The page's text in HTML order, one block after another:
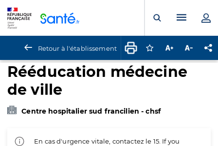
Ouvrir laMenu
Retour à l'établissement Connectez-vous
Augmenter la
Rééducation médecine
de ville
Centre hospitalier sud francilien - chsf
En cas d'urgence vitale, contactez le 15. If you